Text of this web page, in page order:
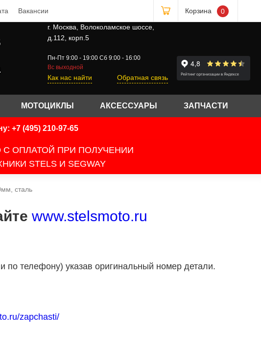
Вакансии Корзина 0
г. Москва, Волоколамское шоссе,
д.112, корп.5
Пн-Пт 9:00 - 19:00 Сб 9:00 - 16:00
Вс выходной
Как нас найти Обратная связь
МОТОЦИКЛЫ АКСЕССУАРЫ ЗАПЧАСТИ
+7 (495) 210-97-65
ОПЛАТОЙ ПРИ ПОЛУЧЕНИИ
STELS И SEGWAY
сталь
www.stelsmoto.ru
по телефону) указав оригинальный номер детали.
zapchasti/